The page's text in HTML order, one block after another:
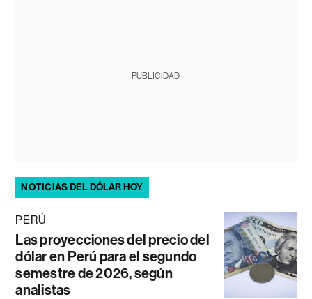
PUBLICIDAD
NOTICIAS DEL DÓLAR HOY
PERÚ
Las proyecciones del precio del
dólar en Perú para el segundo
semestre de 2026, según
analistas